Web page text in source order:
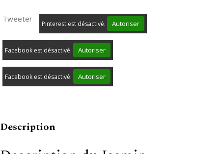
Tweeter
Pinterest est désactivé. Autoriser
Facebook est désactivé. Autoriser
Facebook est désactivé. Autoriser
Description